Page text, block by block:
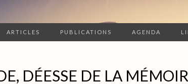
ARTICLES PUBLICATIONS AGENDA
DÉESSE DE LA